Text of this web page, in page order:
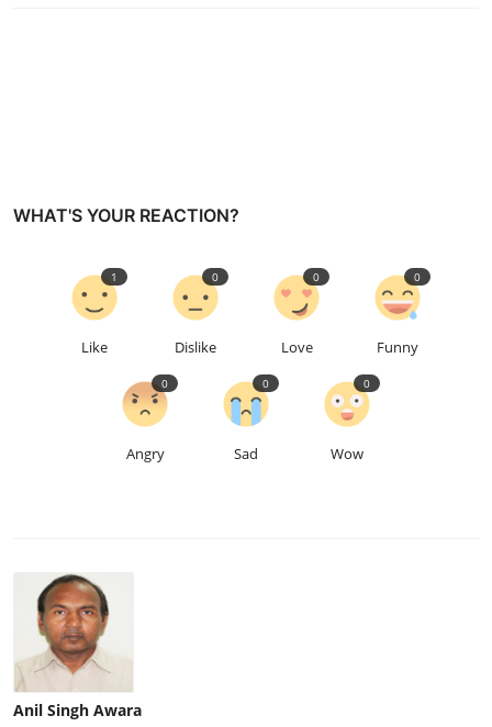
WHAT'S YOUR REACTION?
Like
1
Dislike
0
Love
0
Funny
0
Angry
0
Sad
0
Wow
0
Anil Singh Awara